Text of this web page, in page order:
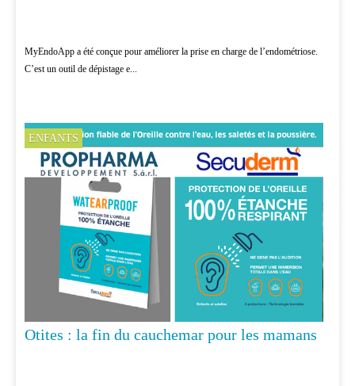
MyEndoApp a été conçue pour améliorer la prise en charge de l’endométriose.
C’est un outil de dépistage e...
ENFANTS
Otites : la fin du cauchemar pour les mamans